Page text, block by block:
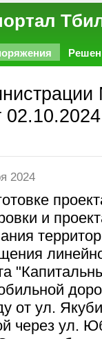
2024
и
от ул.
через ул.